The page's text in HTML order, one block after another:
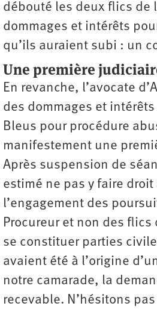
débouté les deux flics de
dommages et intérêts
qu’ils auraient subi : un
Une première
En revanche, l’avocate
des dommages et intérêts
Bleus pour procédure
manifestement une
Après suspension de
estimé ne pas y faire
l’engagement des
Procureur et non des flics
se constituer parties
avaient été à l’origine
notre camarade, la
recevable. N’hésitons pas